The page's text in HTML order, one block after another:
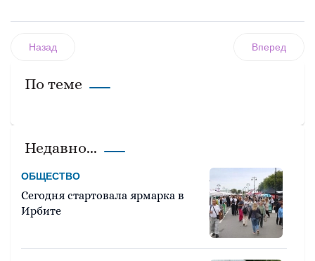
Назад Вперед
По теме
Недавно...
ОБЩЕСТВО
Сегодня стартовала ярмарка в
Ирбите